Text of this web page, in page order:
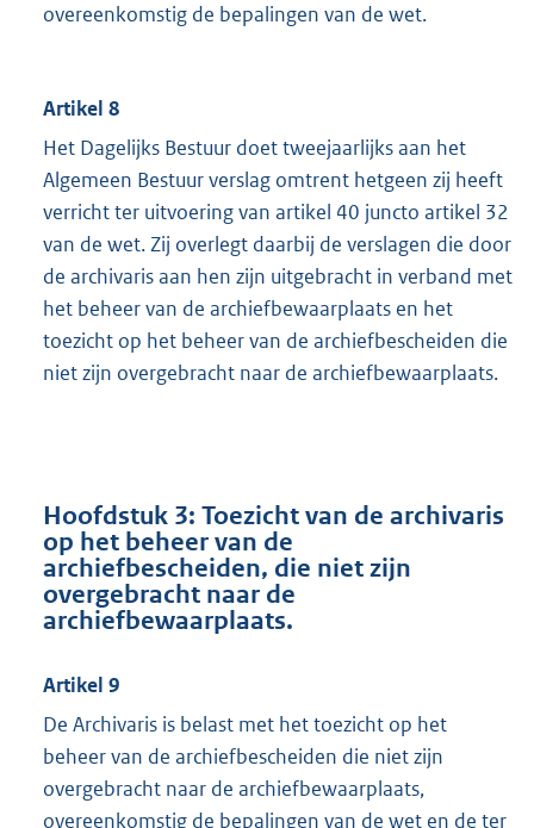
overeenkomstig de bepalingen van de wet.
Artikel 8
Het Dagelijks Bestuur doet tweejaarlijks aan het
Algemeen Bestuur verslag omtrent hetgeen zij heeft
verricht ter uitvoering van artikel 40 juncto artikel 32
van de wet. Zij overlegt daarbij de verslagen die door
de archivaris aan hen zijn uitgebracht in verband met
het beheer van de archiefbewaarplaats en het
toezicht op het beheer van de archiefbescheiden die
niet zijn overgebracht naar de archiefbewaarplaats.
Hoofdstuk 3: Toezicht van de archivaris
op het beheer van de
archiefbescheiden, die niet zijn
overgebracht naar de
archiefbewaarplaats.
Artikel 9
De Archivaris is belast met het toezicht op het
beheer van de archiefbescheiden die niet zijn
overgebracht naar de archiefbewaarplaats,
overeenkomstig de bepalingen van de wet en de ter